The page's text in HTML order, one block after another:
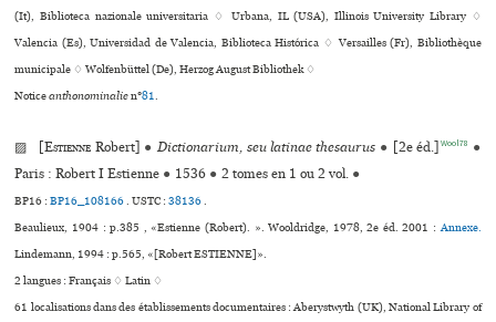
(It), Biblioteca nazio­nale uni­ver­si­ta­ria ♢ Urbana, IL (USA), Illinois University Library ♢
Valencia (Es), Universidad de Valencia, Biblioteca Histórica ♢ Versailles (Fr), Bibliothèque
muni­ci­pale ♢ Wolfenbüttel (De), Herzog August Bibliothek ♢
Noticeanthonominalien°81.
▨ [Estienne Robert] ● Dictionarium, seu latinae thesaurus ● [2e éd.] Wool78 ●
Paris : Robert I Estienne ● 1536 ● 2 tomes en 1 ou 2 vol. ●
BP16 :BP16_108166.USTC :38136.
Beaulieux, 1904 : p.385 , «Estienne (Robert). ». Wooldridge, 1978, 2e éd. 2001 :Annexe.
Lindemann, 1994 : p.565, «[Robert ESTIENNE]».
2 langues :Français ♢Latin ♢
61 localisations dans des établissements documentaires : Aberystwyth (UK), National Library of